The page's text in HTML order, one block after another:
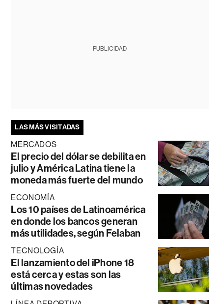
PUBLICIDAD
LAS MÁS VISITADAS
MERCADOS
El precio del dólar se debilita en
julio y América Latina tiene la
moneda más fuerte del mundo
ECONOMÍA
Los 10 países de Latinoamérica
en donde los bancos generan
más utilidades, según Felaban
TECNOLOGÍA
El lanzamiento del iPhone 18
está cerca y estas son las
últimas novedades